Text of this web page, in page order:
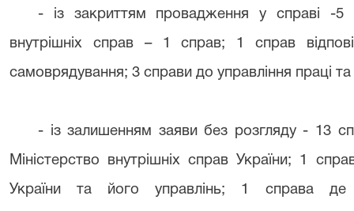
- із закриттям провадження у справі -5
внутрішніх справ – 1 справ; 1 справ
самоврядування; 3 справи до управління праці
- із залишенням заяви без розгляду - 13
Міністерство внутрішніх справ України; 1
України та його управлінь; 1 справа де